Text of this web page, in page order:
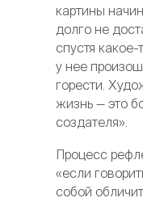
картины
долго не
спустя
у нее
горести.
жизнь — это
создателя».
Процесс
«если
собой